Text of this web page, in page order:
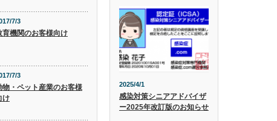
7/3
育機関のお客様向け
7/3
物・ペット産業のお客様
け
2025/4/1
感染対策シニアアドバイザ
ー2025年改訂版のお知らせ